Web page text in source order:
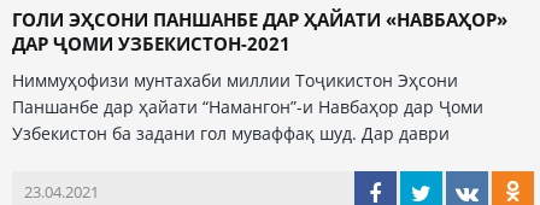
ГОЛИ ЭҲСОНИ ПАНШАНБЕ ДАР ҲАЙАТИ «НАВБАҲОР»
ДАР ҶОМИ УЗБЕКИСТОН-2021
Ниммуҳофизи мунтахаби миллии Тоҷикистон Эҳсони
Паншанбе дар ҳайати “Намангон”-и Навбаҳор дар Ҷоми
Узбекистон ба задани гол муваффақ шуд. Дар даври
23.04.2021